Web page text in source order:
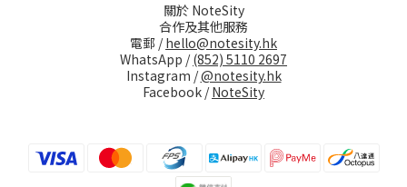
關於 NoteSity
合作及其他服務
電郵 /hello@notesity.hk
WhatsApp /(852) 5110 2697
Instagram /@notesity.hk
Facebook /NoteSity